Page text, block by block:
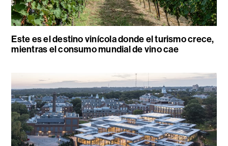
Este es el destino vinícola donde el turismo crece,
mientras el consumo mundial de vino cae